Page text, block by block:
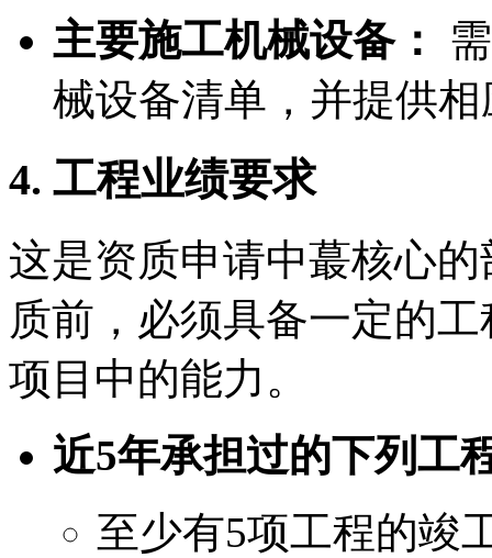
主要施工机械设备：
械设备清单，并提供
4. 工程业绩要求
这是资质申请中蕞核心
质前，必须具备一定的
项目中的能力。
近5年承担过的下列工
至少有5项工程的竣